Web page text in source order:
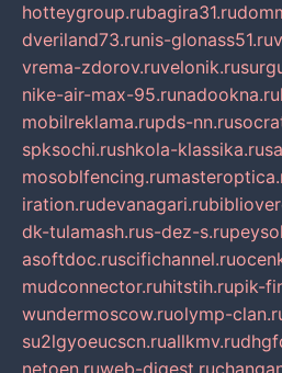
hotteygroup.rubagira31.ru
dveriland73.runis-glonass51.ru
vrema-zdorov.ruvelonik.ru
nike-air-max-95.runadookna.ru
mobilreklama.rupds-nn.ru
spksochi.rushkola-klassika.ru
mosoblfencing.ru
iration.rudevanagari.ru
dk-tulamash.rus-dez-s.ru
asoftdoc.ruscifichannel.ru
mudconnector.ruhitstih.rupik-
wundermoscow.ruolymp-
su2lgyoeucscn.ruallkmv.ru
netoen.ruweb-digest.ru